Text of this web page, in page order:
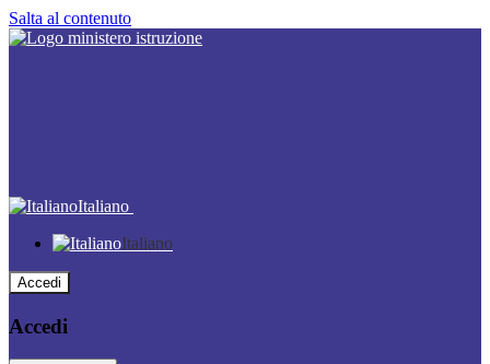
Salta al contenuto
Italiano
Italiano
Accedi
Accedi